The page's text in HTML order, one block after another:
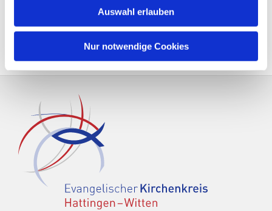
Auswahl erlauben
Nur notwendige Cookies